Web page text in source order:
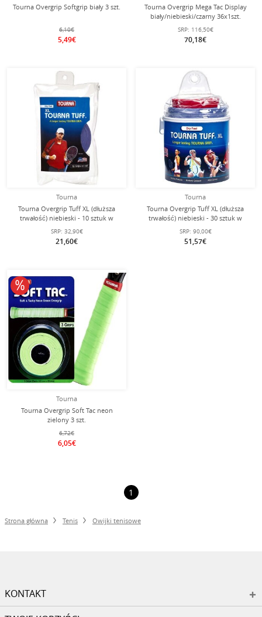
Tourna Overgrip Softgrip biały 3 szt.
6,10€
5,49€
Tourna Overgrip Mega Tac Display
biały/niebieski/czarny 36x1szt.
SRP: 116,50€
70,18€
Tourna
Tourna Overgrip Tuff XL (dłuższa
trwałość) niebieski - 10 sztuk w
woreczku
SRP: 32,90€
21,60€
Tourna
Tourna Overgrip Tuff XL (dłuższa
trwałość) niebieski - 30 sztuk w
opakowaniu
SRP: 90,00€
51,57€
Tourna
Tourna Overgrip Soft Tac neon
zielony 3 szt.
6,72€
6,05€
10% obniżone
1
Strona główna Tenis Owijki tenisowe
KONTAKT